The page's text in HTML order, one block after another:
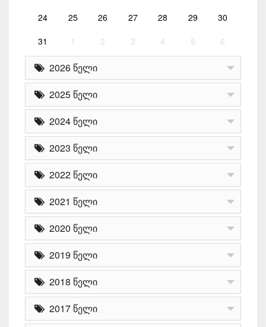
24 25 26 27 28 29 30
31 1 2 3 4 5 6
2026 წელი
2025 წელი
2024 წელი
2023 წელი
2022 წელი
2021 წელი
2020 წელი
2019 წელი
2018 წელი
2017 წელი